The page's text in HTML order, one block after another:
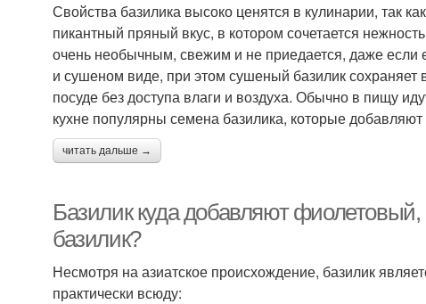
Свойства базилика высоко ценятся в кулинарии, так
пикантный пряный вкус, в котором сочетается
очень необычным, свежим и не приедается, даже если
и сушеном виде, при этом сушеный базилик сохраняет
посуде без доступа влаги и воздуха. Обычно в пищу
кухне популярны семена базилика, которые
читать дальше →
Базилик куда добавляют
базилик?
Несмотря на азиатское происхождение, базилик
практически всюду: